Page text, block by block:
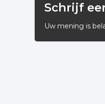
Schrijf
Uw mening is